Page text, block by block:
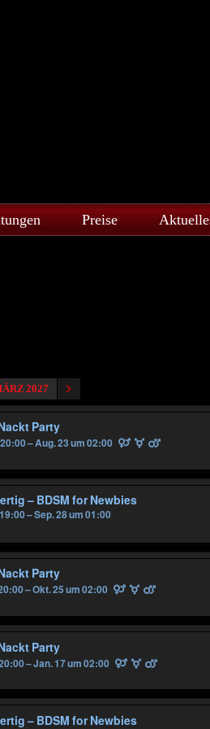
Preise
2027
Party
– Aug. 23 um 02:00
– BDSM for Newbies
– Sep. 28 um 01:00
Party
– Okt. 25 um 02:00
Party
– Jan. 17 um 02:00
– BDSM for Newbies